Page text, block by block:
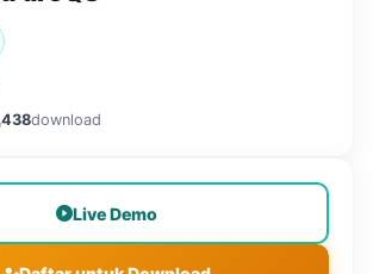
438download
Live Demo